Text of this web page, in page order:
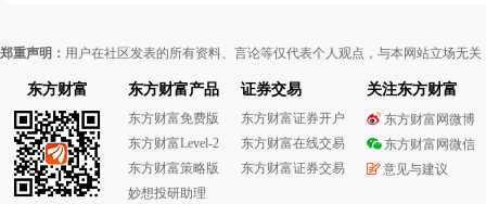
郑重声明： 用户在社区发表的所有资料、言论等仅代表个人观点，与本网站立场无
东方财富 东方财富产品
东方财富免费版
东方财富Level-2
东方财富策略版
妙想投研助理
证券交易
东方财富证券开户
东方财富在线交易
东方财富证券交易
关注东方财富
东方财富网微博
东方财富网微信
意见与建议